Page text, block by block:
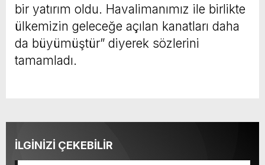
bir yatırım oldu. Havalimanımız ile birlikte
ülkemizin geleceğe açılan kanatları daha
da büyümüştür” diyerek sözlerini
tamamladı.
İLGİNİZİ ÇEKEBİLİR